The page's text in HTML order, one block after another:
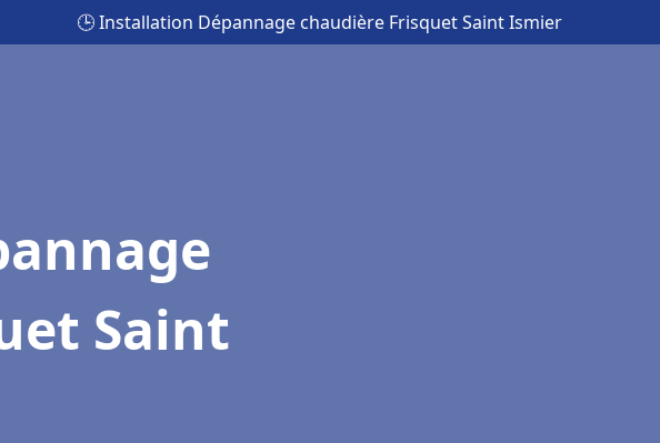
🕒 Installation Dépannage chaudière Frisquet Saint Ismier
Saint